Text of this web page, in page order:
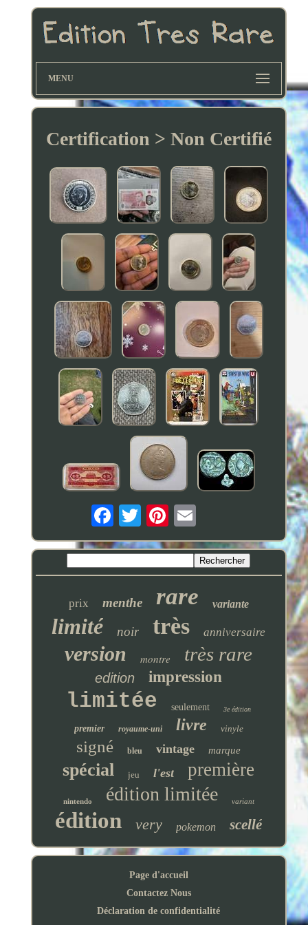
MENU
Certification > Non Certifié
prix menthe rare variante
limité noir très anniversaire
version montre très rare
edition impression
limitée seulement 3e édition
premier royaume-uni livre vinyle
signé bleu vintage marque
spécial jeu l'est première
nintendo édition limitée variant
édition very pokemon scellé
Page d'accueil
Contactez Nous
Déclaration de confidentialité